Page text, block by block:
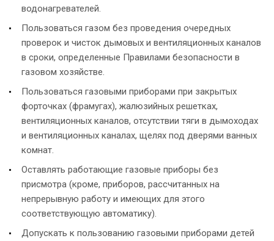
водонагревателей.
Пользоваться газом без проведения очередных
проверок и чисток дымовых и вентиляционных каналов
в сроки, определенные Правилами безопасности в
газовом хозяйстве.
Пользоваться газовыми приборами при закрытых
форточках (фрамугах), жалюзийных решетках,
вентиляционных каналов, отсутствии тяги в дымоходах
и вентиляционных каналах, щелях под дверями ванных
комнат.
Оставлять работающие газовые приборы без
присмотра (кроме, приборов, рассчитанных на
непрерывную работу и имеющих для этого
соответствующую автоматику).
Допускать к пользованию газовыми приборами детей